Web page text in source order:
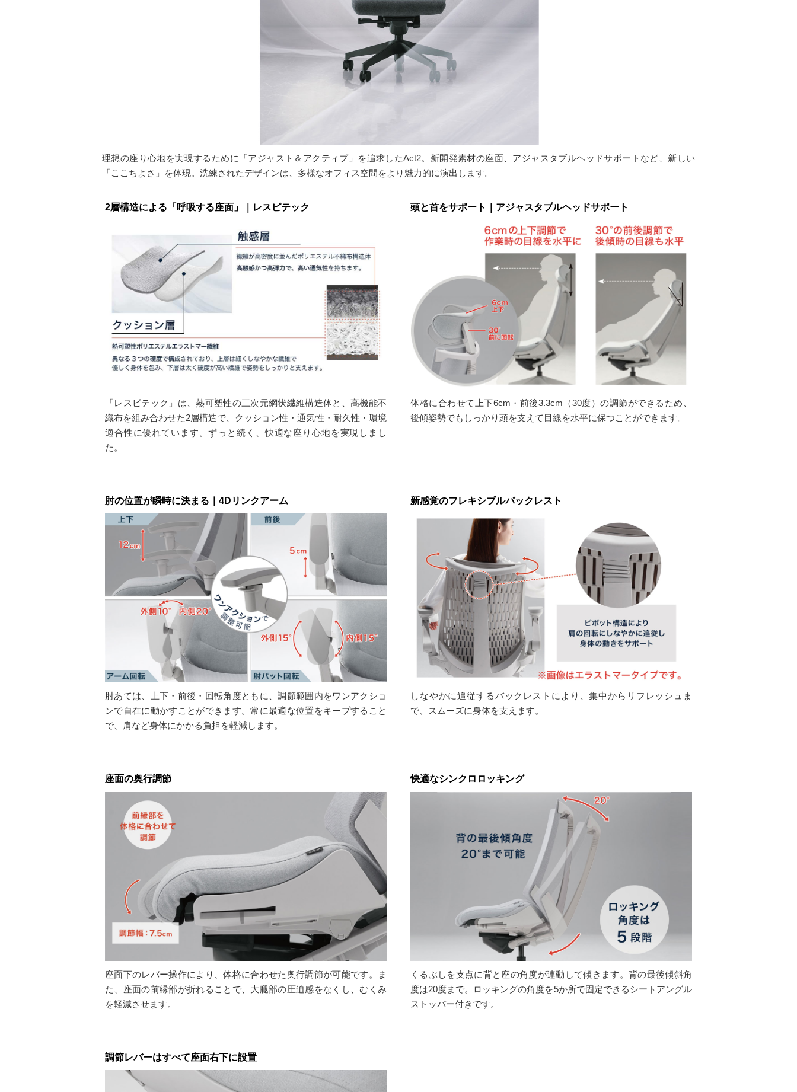
理想の座り心地を実現するために「アジャスト＆アクティブ」を追求したAct2。新開発素材の座面、アジャスタブルヘッドサポートなど、新しい
「ここちよさ」を体現。洗練されたデザインは、多様なオフィス空間をより魅力的に演出します。
2層構造による「呼吸する座面」｜レスピテック
「レスピテック」は、熱可塑性の三次元網状繊維構造体と、高機能不
織布を組み合わせた2層構造で、クッション性・通気性・耐久性・環境
適合性に優れています。ずっと続く、快適な座り心地を実現しまし
た。
頭と首をサポート｜アジャスタブルヘッドサポート
体格に合わせて上下6cm・前後3.3cm（30度）の調節ができるため、
後傾姿勢でもしっかり頭を支えて目線を水平に保つことができます。
肘の位置が瞬時に決まる｜4Dリンクアーム
肘あては、上下・前後・回転角度ともに、調節範囲内をワンアクショ
ンで自在に動かすことができます。常に最適な位置をキープすること
で、肩など身体にかかる負担を軽減します。
新感覚のフレキシブルバックレスト
しなやかに追従するバックレストにより、集中からリフレッシュま
で、スムーズに身体を支えます。
座面の奥行調節
座面下のレバー操作により、体格に合わせた奥行調節が可能です。ま
た、座面の前縁部が折れることで、大腿部の圧迫感をなくし、むくみ
を軽減させます。
快適なシンクロロッキング
くるぶしを支点に背と座の角度が連動して傾きます。背の最後傾斜角
度は20度まで。ロッキングの角度を5か所で固定できるシートアングル
ストッパー付きです。
調節レバーはすべて座面右下に設置